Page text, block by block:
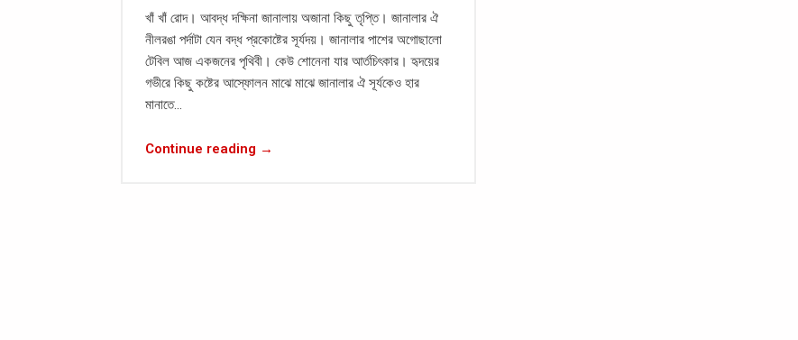
খাঁ খাঁ রোদ। আবদ্ধ দক্ষিনা জানালায় অজানা কিছু তৃপ্তি। জানালার ঐ
নীলরঙা পর্দাটা যেন বদ্ধ প্রকোষ্টের সূর্যদয়। জানালার পাশের অগোছালো
টেবিল আজ একজনের পৃথিবী। কেউ শোনেনা যার আর্তচিৎকার। হৃদয়ের
গভীরে কিছু কষ্টের আস্ফোলন মাঝে মাঝে জানালার ঐ সূর্যকেও হার
মানাতে…
Continue reading →